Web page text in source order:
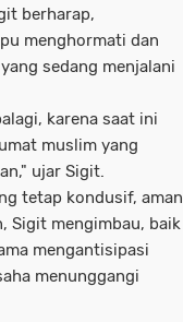
berharap,
menghormati dan
sedang menjalani
karena saat ini
muslim yang
ujar Sigit.
tetap kondusif, aman
Sigit mengimbau, baik
mengantisipasi
menunggangi